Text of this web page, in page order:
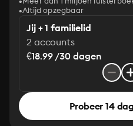
Altijd opzegbaar
Jij + 1 familielid
2 accounts
€18.99 /30 dagen
Probeer 14